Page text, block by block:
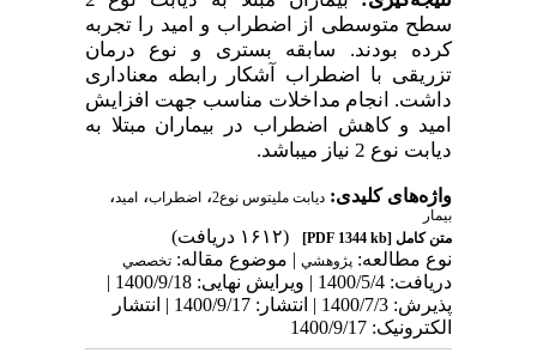
سطح متوسطی از اضطراب و امید را تجربه
کرده بودند. سابقه بستری و نوع درمان
تزریقی با اضطراب آشکار رابطه معناداری
داشت. انجام مداخلات مناسب جهت افزایش
امید و کاهش اضطراب در بیماران مبتلا به
دیابت نوع 2 نیاز می­باشد.
واژه‌های کلیدی: دیابت ملیتوس نوع2 ، اضطراب، امید،
بیمار
متن کامل[PDF 1344 kb]
(۱۶۱۲ دریافت)
نوع مطالعه: پژوهشي| موضوع مقاله: تخصصي
دریافت: 1400/5/4 | ویرایش نهایی: 1400/9/18 |
پذیرش: 1400/7/3 | انتشار: 1400/9/17 | انتشار
الکترونیک: 1400/9/17